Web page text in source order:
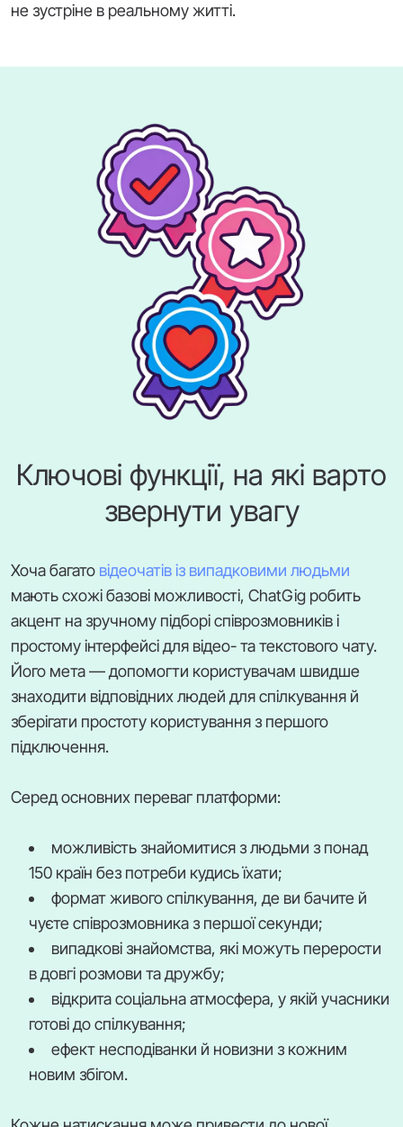
не зустріне в реальному житті.
Ключові функції, на які варто
звернути увагу
Хоча багато відеочатів із випадковими людьми
мають схожі базові можливості, ChatGig робить
акцент на зручному підборі співрозмовників і
простому інтерфейсі для відео- та текстового чату.
Його мета — допомогти користувачам швидше
знаходити відповідних людей для спілкування й
зберігати простоту користування з першого
підключення.
Серед основних переваг платформи:
можливість знайомитися з людьми з понад
150 країн без потреби кудись їхати;
формат живого спілкування, де ви бачите й
чуєте співрозмовника з першої секунди;
випадкові знайомства, які можуть перерости
в довгі розмови та дружбу;
відкрита соціальна атмосфера, у якій учасники
готові до спілкування;
ефект несподіванки й новизни з кожним
новим збігом.